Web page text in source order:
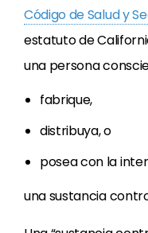
Código de Salud y
estatuto de
una persona
fabrique,
distribuya, o
posea con la
una sustancia